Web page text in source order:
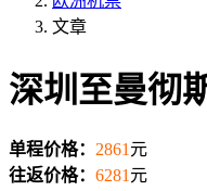
文章
深圳至曼彻
单程价格： 2861 元
往返价格： 6281 元